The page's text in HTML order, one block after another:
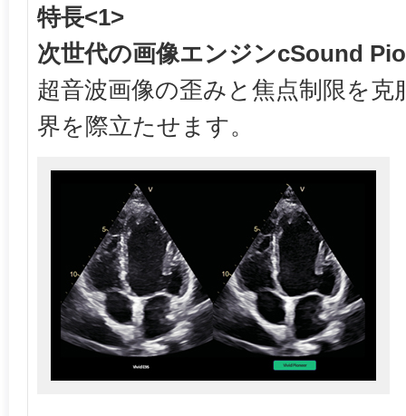
特長<1>
次世代の画像エンジンcSound
超音波画像の歪みと焦点制限を克
界を際立たせます。